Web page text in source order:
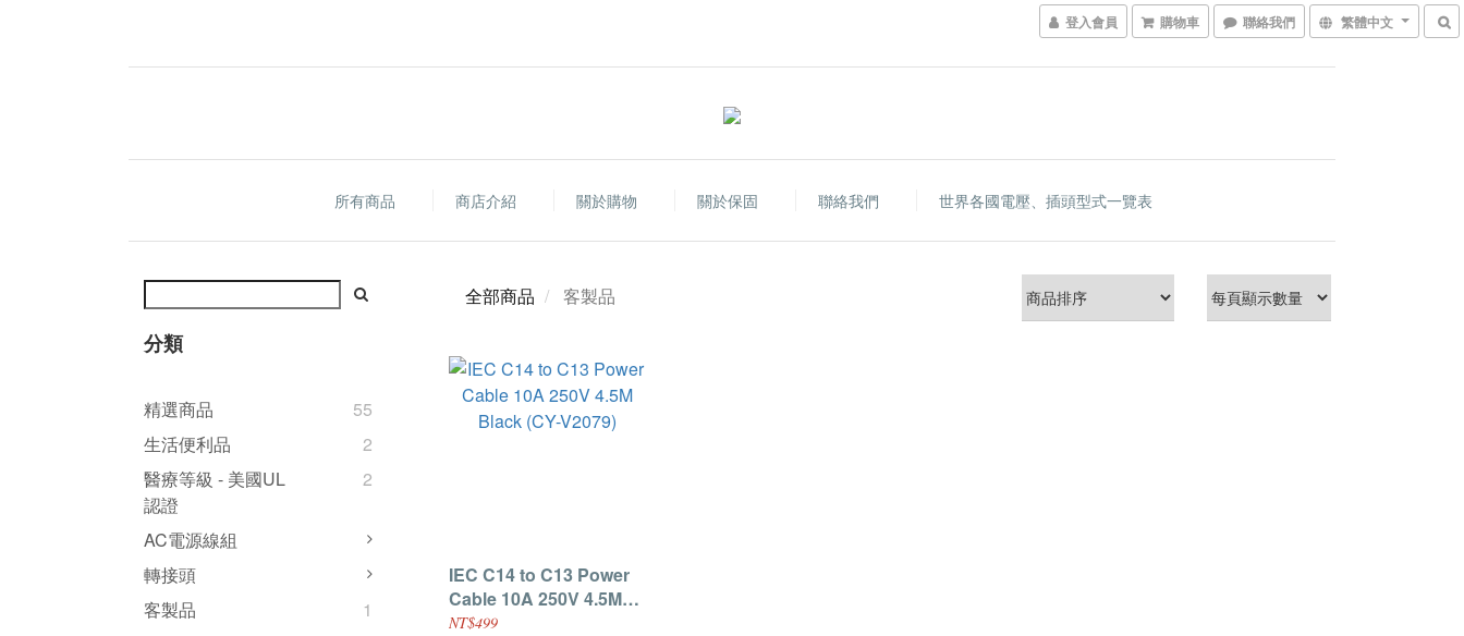
登入會員 購物車 聯絡我們 繁體中文
所有商品 商店介紹 關於購物 關於保固 聯絡我們 世界各國電壓、插頭型式一覽表
分類
精選商品
55
生活便利品
2
醫療等級 - 美國UL
認證
2
AC電源線組
轉接頭
客製品
1
全部商品 客製品
IEC C14 to C13 Power
Cable 10A 250V 4.5M
Black (CY-V2079)
NT$499